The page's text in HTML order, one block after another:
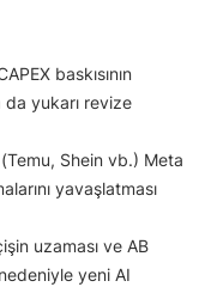
baskısının
yukarı revize
Shein vb.) Meta
yavaşlatması
uzaması ve AB
yeni AI